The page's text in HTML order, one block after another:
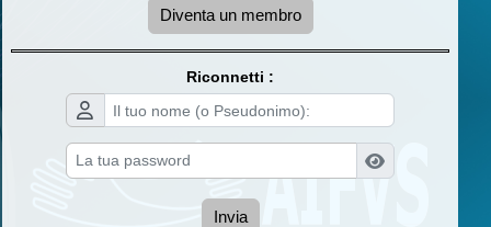
Diventa un membro
Riconnetti :
Invia